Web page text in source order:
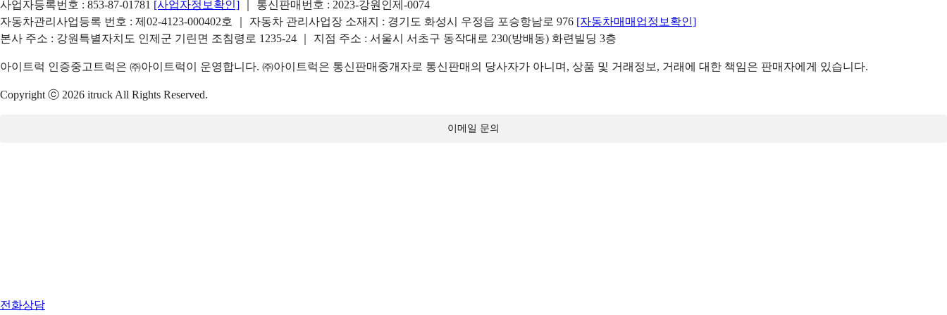
사업자등록번호 : 853-87-01781 [사업자정보확인]
｜ 통신판매번호 : 2023-강원인제-0074
자동차관리사업등록 번호 : 제02-4123-000402호 ｜ 자동차 관리사업장 소재지 : 경기도 화성시 우정읍 포승항남로 976 [자동차매매업정보확인]
본사 주소 : 강원특별자치도 인제군 기린면 조침령로 1235-24 ｜ 지점 주소 : 서울시 서초구 동작대로 230(방배동) 화련빌딩 3층
아이트럭 인증중고트럭은 ㈜아이트럭이 운영합니다. ㈜아이트럭은 통신판매중개자로 통신판매의 당사자가 아니며, 상품 및 거래정보, 거래에 대한 책임은 판매자에게 있습니다.
Copyright ⓒ 2026 itruck All Rights Reserved.
이메일 문의
전화상담